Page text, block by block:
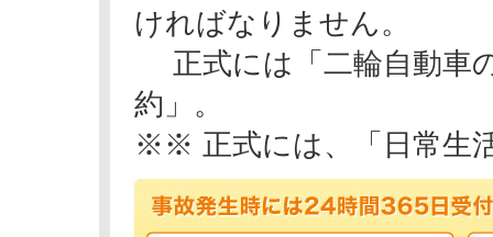
ければなりません。
正式には「二輪自動車
約」。
※※ 正式には、「日常生